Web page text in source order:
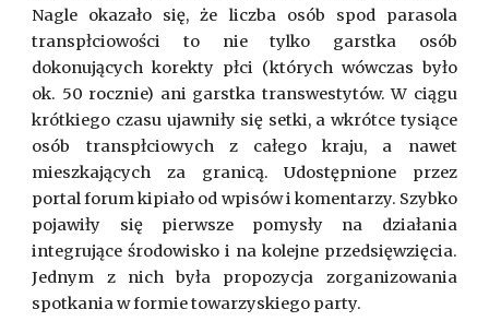
Nagle okazało się, że liczba osób spod parasola
transpłciowości to nie tylko garstka osób
dokonujących korekty płci (których wówczas było
ok. 50 rocznie) ani garstka transwestytów. W ciągu
krótkiego czasu ujawniły się setki, a wkrótce tysiące
osób transpłciowych z całego kraju, a nawet
mieszkających za granicą. Udostępnione przez
portal forum kipiało od wpisów i komentarzy. Szybko
pojawiły się pierwsze pomysły na działania
integrujące środowisko i na kolejne przedsięwzięcia.
Jednym z nich była propozycja zorganizowania
spotkania w formie towarzyskiego party.